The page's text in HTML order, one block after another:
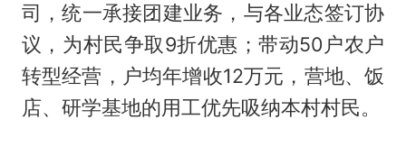
司，统一承接团建业务，与各业态签订协
议，为村民争取9折优惠；带动50户农户
转型经营，户均年增收12万元，营地、饭
店、研学基地的用工优先吸纳本村村民。